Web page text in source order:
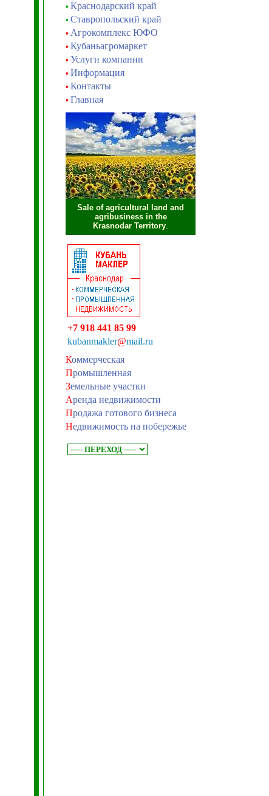
• Краснодарский край
• Ставропольский край
• Агрокомплекс ЮФО
• Кубаньагромаркет
• Услуги компании
• Информация
• Контакты
• Главная
Sale of agricultural land and
agribusiness in the
Krasnodar Territory.
+7 918 441 85 99
kubanmakler@mail.ru
Коммерческая
Промышленная
Земельные участки
Аренда недвижимости
Продажа готового бизнеса
Недвижимость на побережье